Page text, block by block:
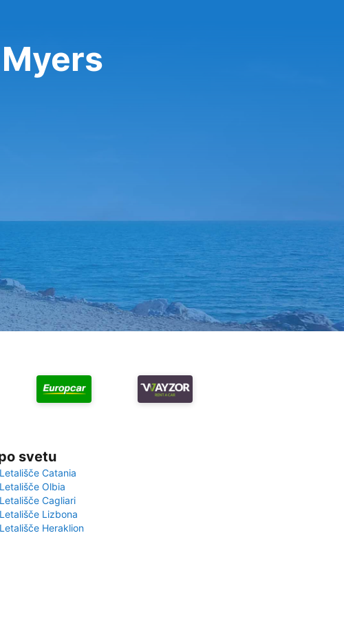
svetu
Letališče Catania
Letališče Olbia
Letališče Cagliari
Letališče Lizbona
Letališče Heraklion